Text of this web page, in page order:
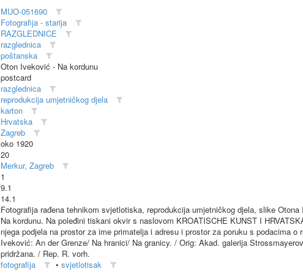
MUO-051690
Fotografija - starija
RAZGLEDNICE
razglednica
poštanska
Oton Iveković - Na kordunu
postcard
razglednica
reprodukcija umjetničkog djela
karton
Hrvatska
Zagreb
oko 1920
20
Merkur, Zagreb
1
9.1
14.1
Fotografija rađena tehnikom svjetlotiska, reprodukcija umjetničkog djela, slike
Na kordunu. Na poleđini tiskani okvir s naslovom KROATISCHE KUNST I
njega podjela na prostor za ime primatelja i adresu i prostor za poruku s podacima
Iveković: An der Grenze/ Na hranici/ Na granicy. / Orig: Akad. galerija
pridržana. / Rep. R. vorh.
fotografija • svjetlotisak